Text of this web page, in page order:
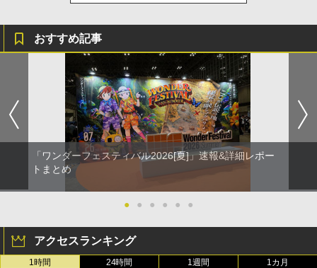
おすすめ記事
「ワンダーフェスティバル2026[夏]」速報&詳細レポー
トまとめ
● ● ● ● ● ●
アクセスランキング
1時間 24時間 1週間 1カ月